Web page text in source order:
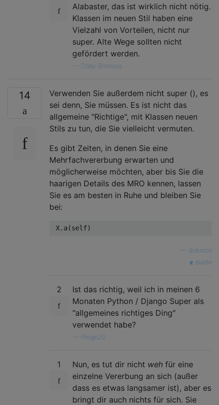
Alabaster, das ist wirklich nicht nötig.
Klassen im neuen Stil haben eine
Vielzahl von Vorteilen, nicht nur
super. Alte Wege sollten nicht
gefördert werden.
Cody Brocious
14
Verwenden Sie außerdem nicht super (), es
sei denn, Sie müssen. Es ist nicht das
allgemeine "Richtige", mit Klassen neuen
Stils zu tun, die Sie vielleicht vermuten.
Es gibt Zeiten, in denen Sie eine
Mehrfachvererbung erwarten und
möglicherweise möchten, aber bis Sie die
haarigen Details des MRO kennen, lassen
Sie es am besten in Ruhe und bleiben Sie
bei:
X. a(self)
Bobince
quelle
2
Ist das richtig, weil ich in meinen 6
Monaten Python / Django Super als
"allgemeines richtiges Ding"
verwendet habe?
Philgo20
1 Nun, es tut dir nicht weh für eine
einzelne Vererbung an sich (außer
dass es etwas langsamer ist), aber es
bringt dir auch nichts für sich. Sie